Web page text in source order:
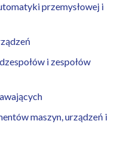
przemysłowej i
i zespołów
maszyn, urządzeń i